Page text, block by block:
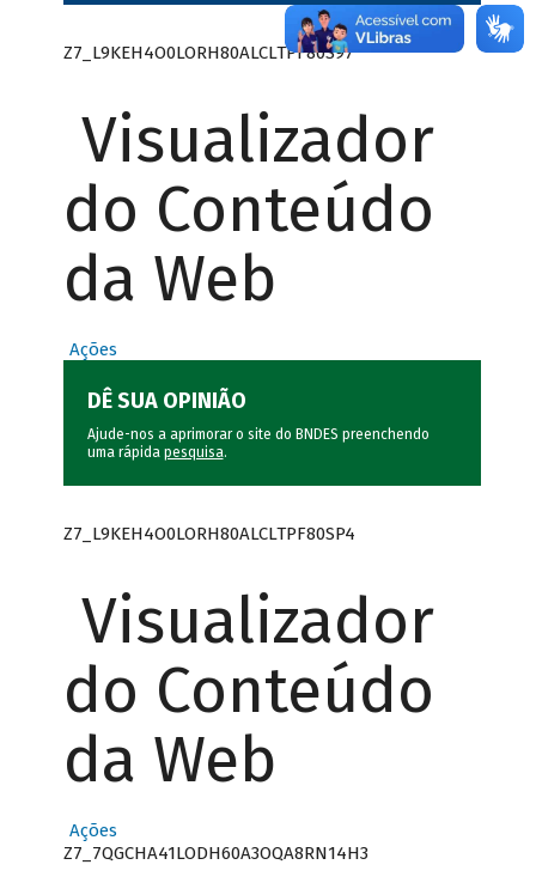
Z7_L9KEH4O0LORH80ALCLTPF80S97
Visualizador
do Conteúdo
da Web
Ações
DÊ SUA OPINIÃO
Ajude-nos a aprimorar o site do BNDES preenchendo
uma rápida pesquisa.
Z7_L9KEH4O0LORH80ALCLTPF80SP4
Visualizador
do Conteúdo
da Web
Ações
Z7_7QGCHA41LODH60A3OQA8RN14H3